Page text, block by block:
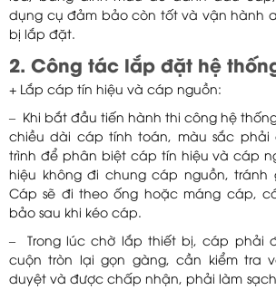
dụng cụ đảm bảo còn tốt và vận hành
bị lắp đặt.
2. Công tác lắp đặt hệ
+ Lắp cáp tín hiệu và cáp nguồn:
– Khi bắt đầu tiến hành thi công hệ
chiều dài cáp tính toán, màu sắc phải
trình để phân biệt cáp tín hiệu và cáp
hiệu không đi chung cáp nguồn, tránh
Cáp sẽ đi theo ống hoặc máng cáp,
bảo sau khi kéo cáp.
– Trong lúc chờ lắp thiết bị, cáp phải
cuộn tròn lại gọn gàng, cần kiểm tra
duyệt và được chấp nhận, phải làm